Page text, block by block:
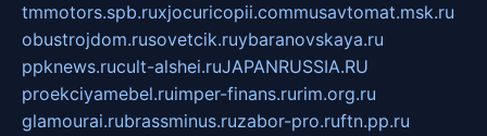
tmmotors.spb.ruxjocuricopii.commusavtomat.msk.ru
obustrojdom.rusovetcik.ruybaranovskaya.ru
ppknews.rucult-alshei.ruJAPANRUSSIA.RU
proekciyamebel.ruimper-finans.rurim.org.ru
glamourai.rubrassminus.ruzabor-pro.ruftn.pp.ru